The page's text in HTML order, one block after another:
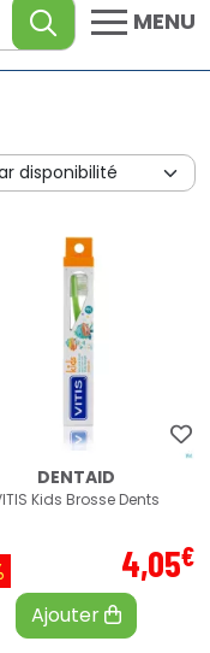
MENU
DENTAID
Kids Brosse Dents
4,05€
Ajouter